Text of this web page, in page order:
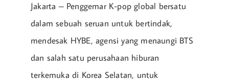
Jakarta – Penggemar K-pop global bersatu
dalam sebuah seruan untuk bertindak,
mendesak HYBE, agensi yang menaungi BTS
dan salah satu perusahaan hiburan
terkemuka di Korea Selatan, untuk